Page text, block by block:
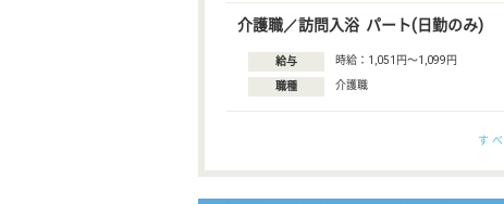
介護職／訪問入浴 パート(日勤のみ)
給与 時給：1,051円〜1,099円
職種 介護職
す